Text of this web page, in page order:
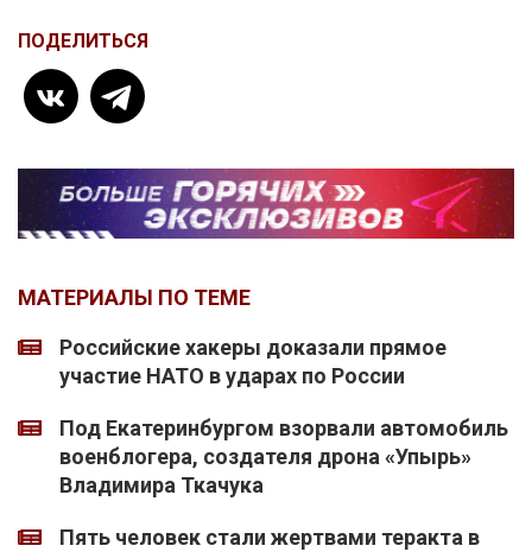
ПОДЕЛИТЬСЯ
МАТЕРИАЛЫ ПО ТЕМЕ
Российские хакеры доказали прямое
участие НАТО в ударах по России
Под Екатеринбургом взорвали автомобиль
военблогера, создателя дрона «Упырь»
Владимира Ткачука
Пять человек стали жертвами теракта в